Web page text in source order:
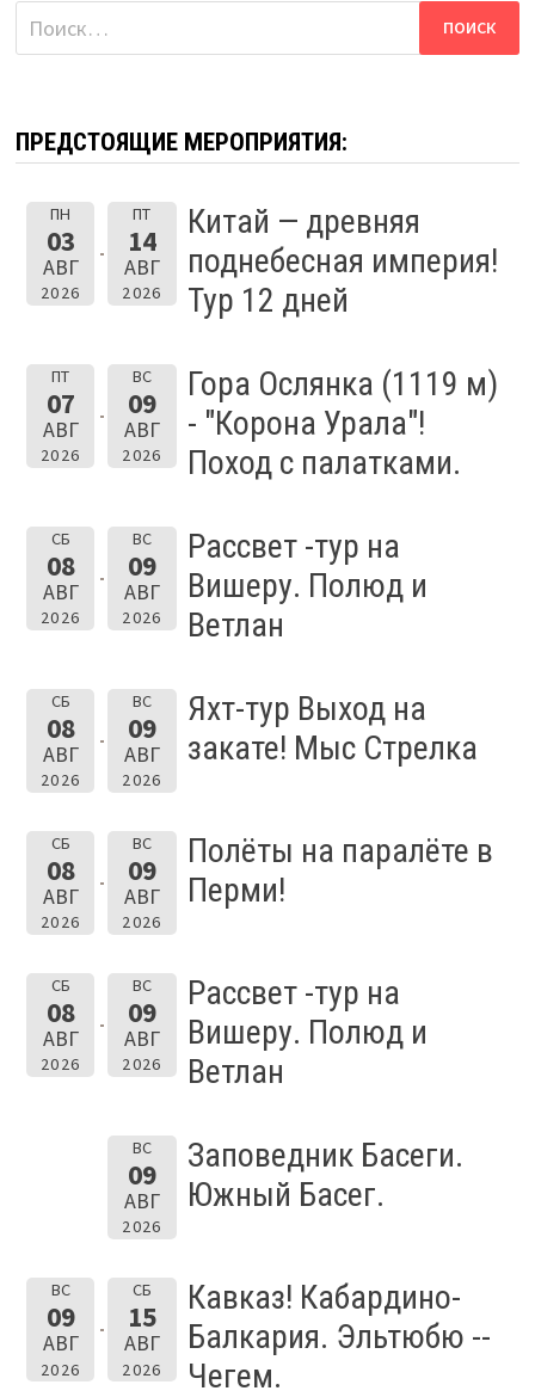
Найти:
ПРЕДСТОЯЩИЕ МЕРОПРИЯТИЯ:
ПН
03
АВГ
2026
ПТ
14
АВГ
2026
Китай — древняя
поднебесная империя!
Тур 12 дней
ПТ
07
АВГ
2026
ВС
09
АВГ
2026
Гора Ослянка (1119 м)
- "Корона Урала"!
Поход с палатками.
СБ
08
АВГ
2026
ВС
09
АВГ
2026
Рассвет -тур на
Вишеру. Полюд и
Ветлан
СБ
08
АВГ
2026
ВС
09
АВГ
2026
Яхт-тур Выход на
закате! Мыс Стрелка
СБ
08
АВГ
2026
ВС
09
АВГ
2026
Полёты на паралёте в
Перми!
СБ
08
АВГ
2026
ВС
09
АВГ
2026
Рассвет -тур на
Вишеру. Полюд и
Ветлан
ВС
09
АВГ
2026
Заповедник Басеги.
Южный Басег.
ВС
09
АВГ
2026
СБ
15
АВГ
2026
Кавказ! Кабардино-
Балкария. Эльтюбю --
Чегем.